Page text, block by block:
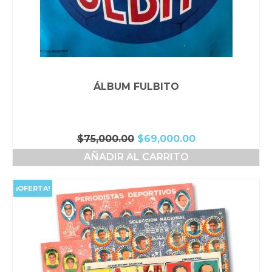
ÁLBUM FULBITO
$75,000.00 El
precio
original
$75,000.00.
$69,000.00El
precio
$69,000.00.
AÑADIR AL CARRITO
¡OFERTA!